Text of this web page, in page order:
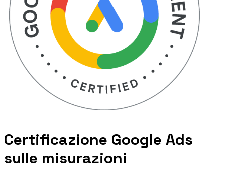
Certificazione Google Ads
sulle misurazioni